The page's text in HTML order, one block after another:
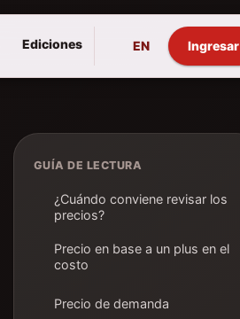
Ediciones EN Ingresar
GUÍA DE LECTURA
¿Cuándo conviene revisar los
precios?
Precio en base a un plus en el
costo
Precio de demanda